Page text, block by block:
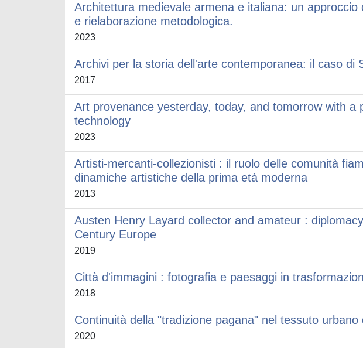
Architettura medievale armena e italiana: un
e rielaborazione metodologica.
2023
Archivi per la storia dell'arte contemporanea: il caso di
2017
Art provenance yesterday, today, and tomorrow with a
technology
2023
Artisti-mercanti-collezionisti : il ruolo delle comunità
dinamiche artistiche della prima età moderna
2013
Austen Henry Layard collector and amateur :
Century Europe
2019
Città d'immagini : fotografia e paesaggi in
2018
Continuità della "tradizione pagana" nel tessuto
2020